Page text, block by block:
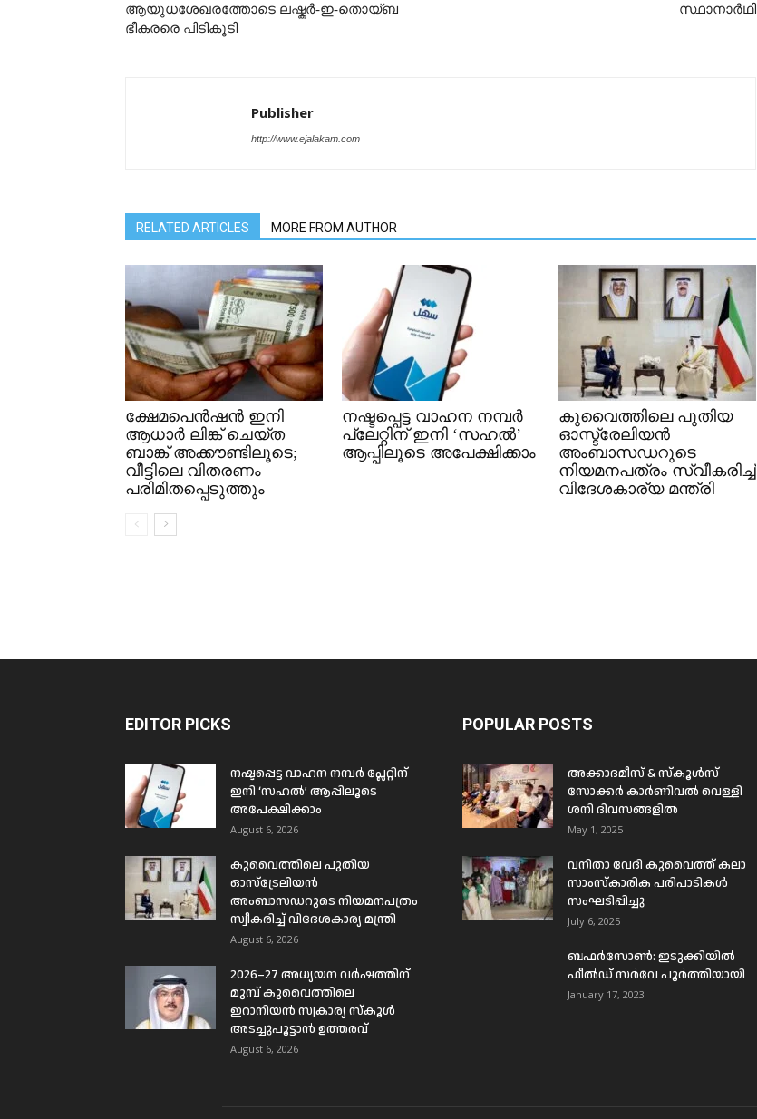
ആയുധശേഖരത്തോടെ ലഷ്കർ-ഇ-തൊയ്ബ
ഭീകരരെ പിടികൂടി
സ്ഥാനാര്‍ഥി
Publisher
http://www.ejalakam.com
RELATED ARTICLES MORE FROM AUTHOR
ക്ഷേമപെൻഷൻ ഇനി
ആധാർ ലിങ്ക് ചെയ്ത
ബാങ്ക് അക്കൗണ്ടിലൂടെ;
വീട്ടിലെ വിതരണം
പരിമിതപ്പെടുത്തും
നഷ്ടപ്പെട്ട വാഹന നമ്പർ
പ്ലേറ്റിന് ഇനി ‘സഹൽ’
ആപ്പിലൂടെ അപേക്ഷിക്കാം
കുവൈത്തിലെ പുതിയ
ഓസ്ട്രേലിയൻ
അംബാസഡറുടെ
നിയമനപത്രം സ്വീകരിച്ച്
വിദേശകാര്യ മന്ത്രി
EDITOR PICKS
നഷ്ടപ്പെട്ട വാഹന നമ്പർ പ്ലേറ്റിന്
ഇനി ‘സഹൽ’ ആപ്പിലൂടെ
അപേക്ഷിക്കാം
August 6, 2026
കുവൈത്തിലെ പുതിയ
ഓസ്ട്രേലിയൻ
അംബാസഡറുടെ നിയമനപത്രം
സ്വീകരിച്ച് വിദേശകാര്യ മന്ത്രി
August 6, 2026
2026–27 അധ്യയന വർഷത്തിന്
മുമ്പ് കുവൈത്തിലെ
ഇറാനിയൻ സ്വകാര്യ സ്കൂൾ
അടച്ചുപൂട്ടാൻ ഉത്തരവ്
August 6, 2026
POPULAR POSTS
അക്കാദമീസ് & സ്കൂൾസ്
സോക്കർ കാർണിവൽ വെള്ളി
ശനി ദിവസങ്ങളിൽ
May 1, 2025
വനിതാ വേദി കുവൈത്ത് കലാ
സാംസ്കാരിക പരിപാടികൾ
സംഘടിപ്പിച്ചു
July 6, 2025
ബഫര്‍സോണ്‍: ഇടുക്കിയില്‍
ഫീല്‍ഡ് സര്‍വേ പൂര്‍ത്തിയായി
January 17, 2023